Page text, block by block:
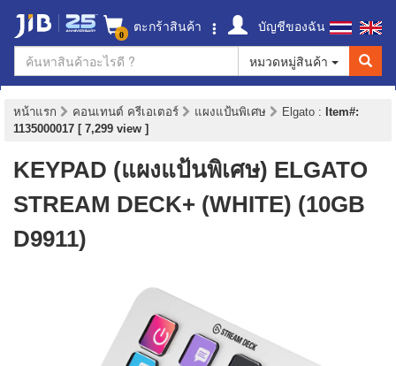
0 ตะกร้าสินค้า
บัญชีของฉัน
หมวดหมู่สินค้า
หน้าแรก คอนเทนต์ ครีเอเตอร์ แผงแป้นพิเศษ Elgato : Item#:
1135000017 [ 7,299 view ]
KEYPAD (แผงแป้นพิเศษ) ELGATO
STREAM DECK+ (WHITE) (10GB
D9911)